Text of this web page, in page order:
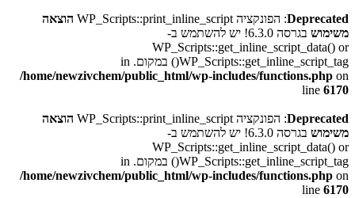
Deprecated: הפונקציה WP_Scripts::print_inline_script
הוצאה
משימוש
בגרסה 6.3.0! יש להשתמש ב-
WP_Scripts::get_inline_script_data() or
WP_Scripts::get_inline_script_tag() במקום. in
/home/newzivchem/public_html/wp-includes/functions.php on
line 6170
Deprecated: הפונקציה WP_Scripts::print_inline_script
הוצאה
משימוש
בגרסה 6.3.0! יש להשתמש ב-
WP_Scripts::get_inline_script_data() or
WP_Scripts::get_inline_script_tag() במקום. in
/home/newzivchem/public_html/wp-includes/functions.php on
line 6170